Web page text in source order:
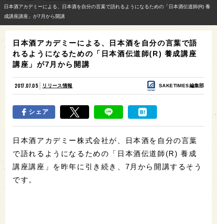
日本酒アカデミーによる、日本酒を自分の言葉で語れるようになるための「日本酒伝道師(R) 養
成講座講座」が7月から開講
日本酒アカデミーによる、日本酒を自分の言葉で語
れるようになるための「日本酒伝道師(R) 養成講座
講座」が7月から開講
2017.07.05 リリース情報 SAKETIMES編集部
シェア
日本酒アカデミー株式会社が、日本酒を自分の言葉
で語れるようになるための「日本酒伝道師(R) 養成
講座講座」を昨年に引き続き、7月から開講するそう
です。